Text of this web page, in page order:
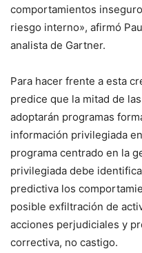
comportamientos
riesgo interno», afirmó
analista de Gartner.
Para hacer frente a esta
predice que la mitad de
adoptarán programas
información privilegiada
programa centrado en la
privilegiada debe
predictiva los
posible exfiltración de
acciones perjudiciales y
correctiva, no castigo.